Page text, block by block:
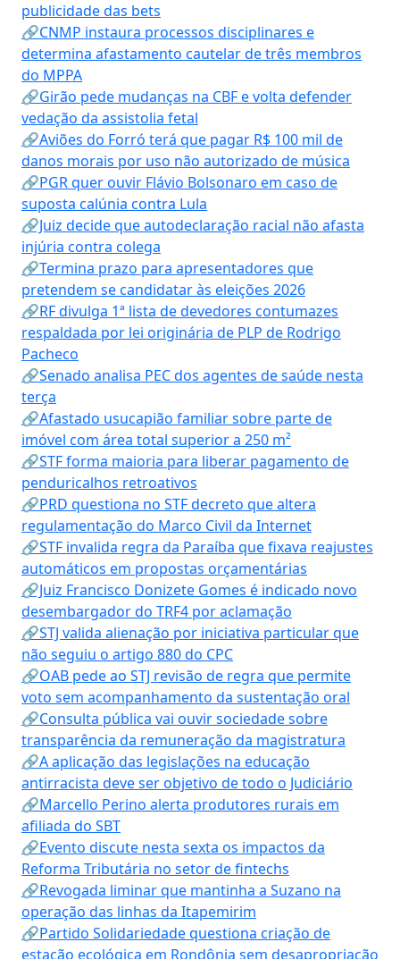
publicidade das bets
🔗CNMP instaura processos disciplinares e
determina afastamento cautelar de três membros
do MPPA
🔗Girão pede mudanças na CBF e volta defender
vedação da assistolia fetal
🔗Aviões do Forró terá que pagar R$ 100 mil de
danos morais por uso não autorizado de música
🔗PGR quer ouvir Flávio Bolsonaro em caso de
suposta calúnia contra Lula
🔗Juiz decide que autodeclaração racial não afasta
injúria contra colega
🔗Termina prazo para apresentadores que
pretendem se candidatar às eleições 2026
🔗RF divulga 1ª lista de devedores contumazes
respaldada por lei originária de PLP de Rodrigo
Pacheco
🔗Senado analisa PEC dos agentes de saúde nesta
terça
🔗Afastado usucapião familiar sobre parte de
imóvel com área total superior a 250 m²
🔗STF forma maioria para liberar pagamento de
penduricalhos retroativos
🔗PRD questiona no STF decreto que altera
regulamentação do Marco Civil da Internet
🔗STF invalida regra da Paraíba que fixava reajustes
automáticos em propostas orçamentárias
🔗Juiz Francisco Donizete Gomes é indicado novo
desembargador do TRF4 por aclamação
🔗STJ valida alienação por iniciativa particular que
não seguiu o artigo 880 do CPC
🔗OAB pede ao STJ revisão de regra que permite
voto sem acompanhamento da sustentação oral
🔗Consulta pública vai ouvir sociedade sobre
transparência da remuneração da magistratura
🔗A aplicação das legislações na educação
antirracista deve ser objetivo de todo o Judiciário
🔗Marcello Perino alerta produtores rurais em
afiliada do SBT
🔗Evento discute nesta sexta os impactos da
Reforma Tributária no setor de fintechs
🔗Revogada liminar que mantinha a Suzano na
operação das linhas da Itapemirim
🔗Partido Solidariedade questiona criação de
estação ecológica em Rondônia sem desapropriação